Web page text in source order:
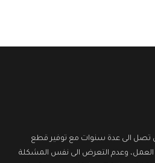
تصل الى عدة سنوات مع توفير قطع
العمل، وعدم التعرض الى نفس المشكلة